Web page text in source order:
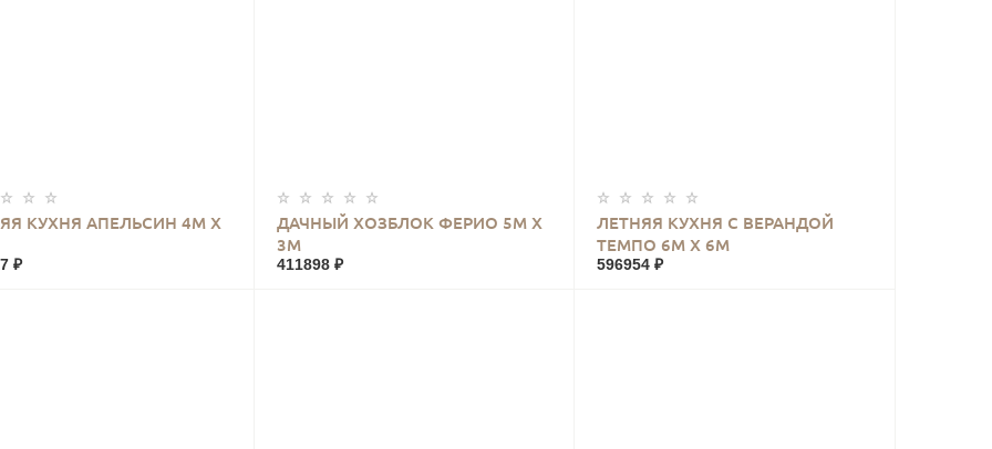
КУХНЯ АПЕЛЬСИН 4М Х
₽
КУПИТЬ
ДАЧНЫЙ ХОЗБЛОК ФЕРИО 5М Х
3М
411898 ₽
КУПИТЬ
ЛЕТНЯЯ КУХНЯ С ВЕРАНДОЙ
ТЕМПО 6М Х 6М
596954 ₽
КУПИТЬ